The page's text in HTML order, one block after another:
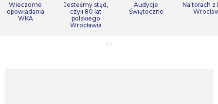
Wieczorne
opowiadania
WKA
Jesteśmy stąd,
czyli 80 lat
polskiego
Wrocławia
Audycje
Świąteczne
Na torach z